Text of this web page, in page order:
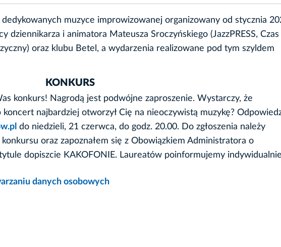
muzyce improwizowanej organizowany od stycznia
dziennikarza i animatora Mateusza Sroczyńskiego (JazzPRESS, Czas
oraz klubu Betel, a wydarzenia realizowane pod tym szyldem
KONKURS
konkurs! Nagrodą jest podwójne zaproszenie. Wystarczy, że
najbardziej otworzył Cię na nieoczywistą muzykę?
do niedzieli, 21 czerwca, do godz. 20.00. Do zgłoszenia należy
oraz zapoznałem się z Obowiązkiem Administratora o
dopiszcie KAKOFONIE. Laureatów poinformujemy
danych osobowych